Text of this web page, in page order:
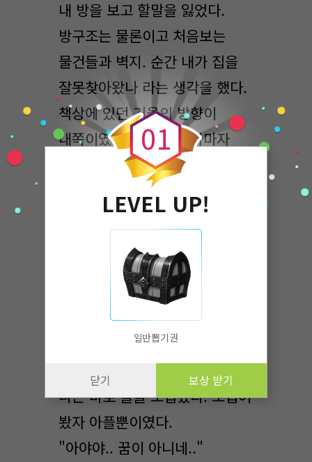
내 방을 보고 할말을 잃었다.
방구조는 물론이고 처음보는
물건들과 벽지. 순간 내가 집을
잘못찾아왔나 라는 생각을 했다.
책상에 있던 거울의 방향이
내쪽이였다. 거울을 보자마자
나는 '누구지?' 라는 생각밖에
보라빛 머리카락에 흑안을 가진
이쁜여자애가 있었다.
누.. 구지..? 나라고 하기엔 너무
나는 바로 볼을 꼬집었다. 꼬집어
봤자 아플뿐이였다.
"아야야.. 꿈이 아니네.."
0
0
1
LEVEL UP!
일반뽑기권
닫기 보상 받기